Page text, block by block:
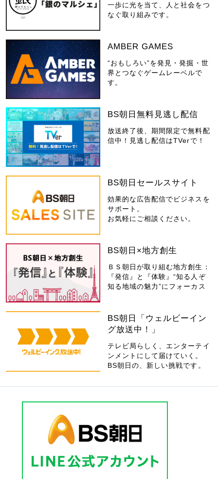
一歩に光を当て、人と社会をつ
なぐ取り組みです。
AMBER GAMES
“おもしろい”を発見・発掘・世
界とつなぐゲームレーベルで
す。
BS朝日無料見逃し配信
放送終了後、期間限定で無料配
信中！見逃し配信はTVerで！
BS朝日セールスサイト
効果的な広告配信でビジネスを
サポート。
お気軽にご相談ください。
BS朝日×地方創生
ＢＳ朝日が取り組む地方創生：
『発信』と『体験』“知る人ぞ
知る地域の魅力”にフォーカス
BS朝日「ウェルビーイン
グ放送中！」
テレビ局らしく、エンターテイ
ンメントにして届けていく。
BS朝日の、新しい挑戦です。